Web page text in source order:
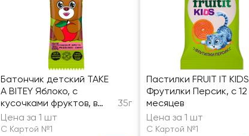
Батончик детский TAKE
A BITEY Яблоко, с
кусочками фруктов, в
шоколаде
35г
Цена за 1 шт
С Картой №1
Пастилки FRUIT IT KIDS
Фрутилки Персик, с 12
месяцев
Цена за 1 шт
С Картой №1